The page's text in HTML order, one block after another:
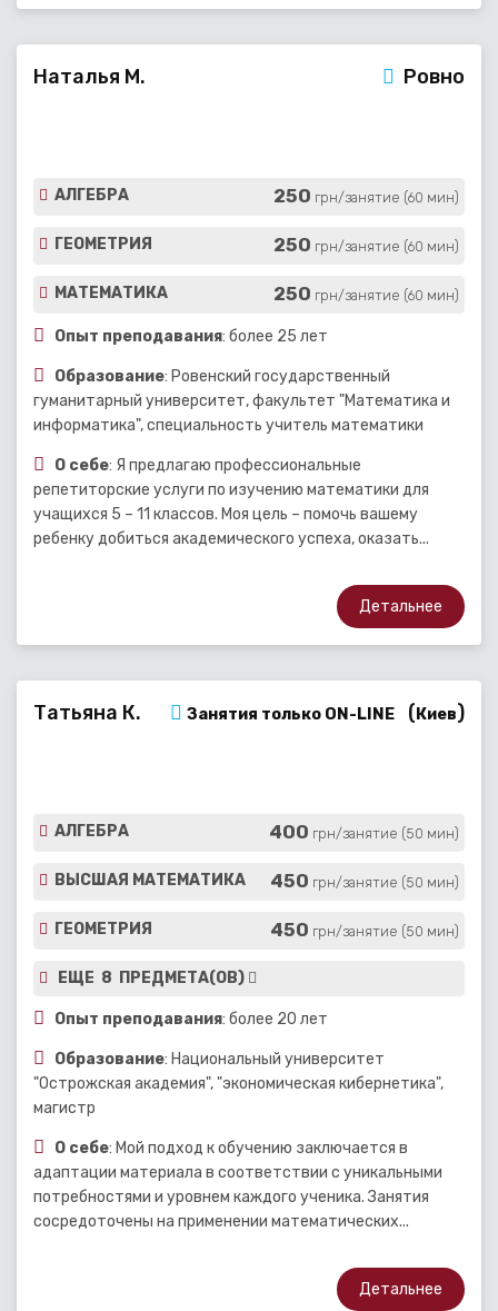
Наталья М. Ровно
АЛГЕБРА 250 грн/занятие (60 мин)
ГЕОМЕТРИЯ 250 грн/занятие (60 мин)
МАТЕМАТИКА 250 грн/занятие (60 мин)
Опыт преподавания: более 25 лет
Образование: Ровенский государственный
гуманитарный университет, факультет "Математика и
информатика", специальность учитель математики
О себе: Я предлагаю профессиональные
репетиторские услуги по изучению математики для
учащихся 5 – 11 классов. Моя цель – помочь вашему
ребенку добиться академического успеха, оказать...
Детальнее
Татьяна К. Занятия только ON-LINE ( Киев)
АЛГЕБРА 400 грн/занятие (50 мин)
ВЫСШАЯ МАТЕМАТИКА 450 грн/занятие (50 мин)
ГЕОМЕТРИЯ 450 грн/занятие (50 мин)
ЕЩЕ 8 ПРЕДМЕТА(ОВ)
Опыт преподавания: более 20 лет
Образование: Национальный университет
"Острожская академия", "экономическая кибернетика",
магистр
О себе: Мой подход к обучению заключается в
адаптации материала в соответствии с уникальными
потребностями и уровнем каждого ученика. Занятия
сосредоточены на применении математических...
Детальнее